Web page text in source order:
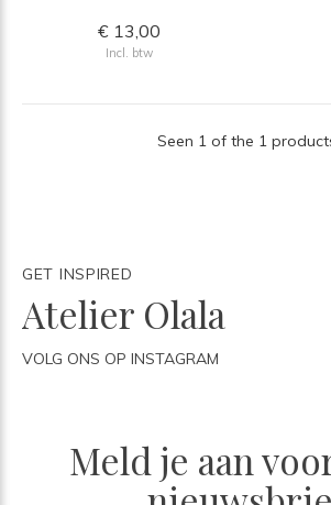
€ 13,00
Incl. btw
Seen 1 of the 1
GET INSPIRED
Atelier Olala
VOLG ONS OP INSTAGRAM
Meld je aan